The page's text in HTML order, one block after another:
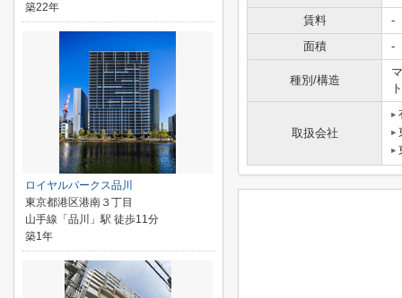
賃料
-
面積
-
種別/構造
ト
取扱会社
築22年
ロイヤルパークス品川
東京都港区港南３丁目
山手線「品川」駅 徒歩11分
築1年